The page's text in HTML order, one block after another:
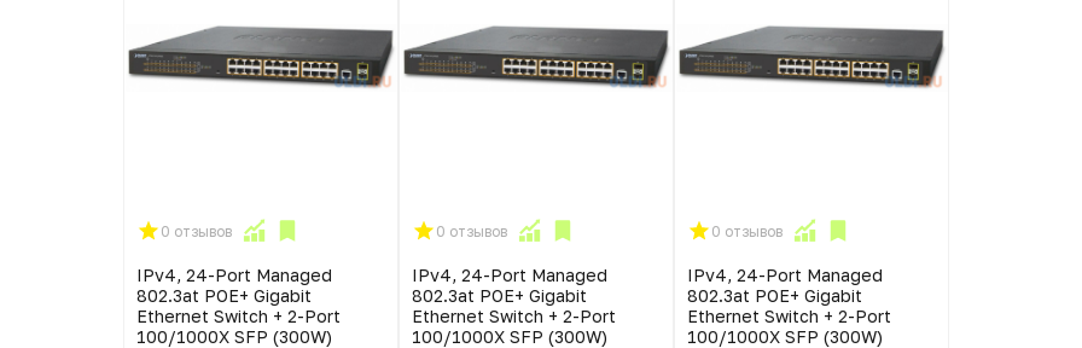
0 отзывов
IPv4, 24-Port Managed
802.3at POE+ Gigabit
Ethernet Switch + 2-Port
100/1000X SFP (300W)
0 отзывов
IPv4, 24-Port Managed
802.3at POE+ Gigabit
Ethernet Switch + 2-Port
100/1000X SFP (300W)
0 отзывов
IPv4, 24-Port Managed
802.3at POE+ Gigabit
Ethernet Switch + 2-Port
100/1000X SFP (300W)